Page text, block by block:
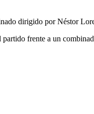
dirigido por Néstor
frente a un